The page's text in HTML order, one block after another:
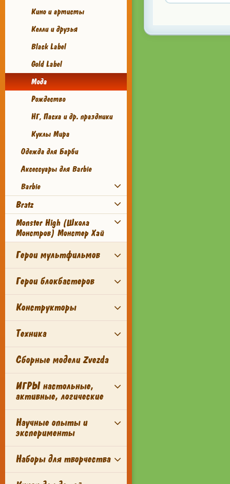
Кино и артисты
Келли и друзья
Black Label
Gold Label
Мода
Рождество
НГ, Пасха и др. праздники
Куклы Мира
Одежда для Барби
Аксессуары для Barbie
Barbie
Bratz
Monster High (Школа
Монстров) Монстер Хай
Герои мультфильмов
Герои блокбастеров
Конструкторы
Техника
Сборные модели Zvezda
ИГРЫ настольные,
активные, логические
Научные опыты и
эксперименты
Наборы для творчества